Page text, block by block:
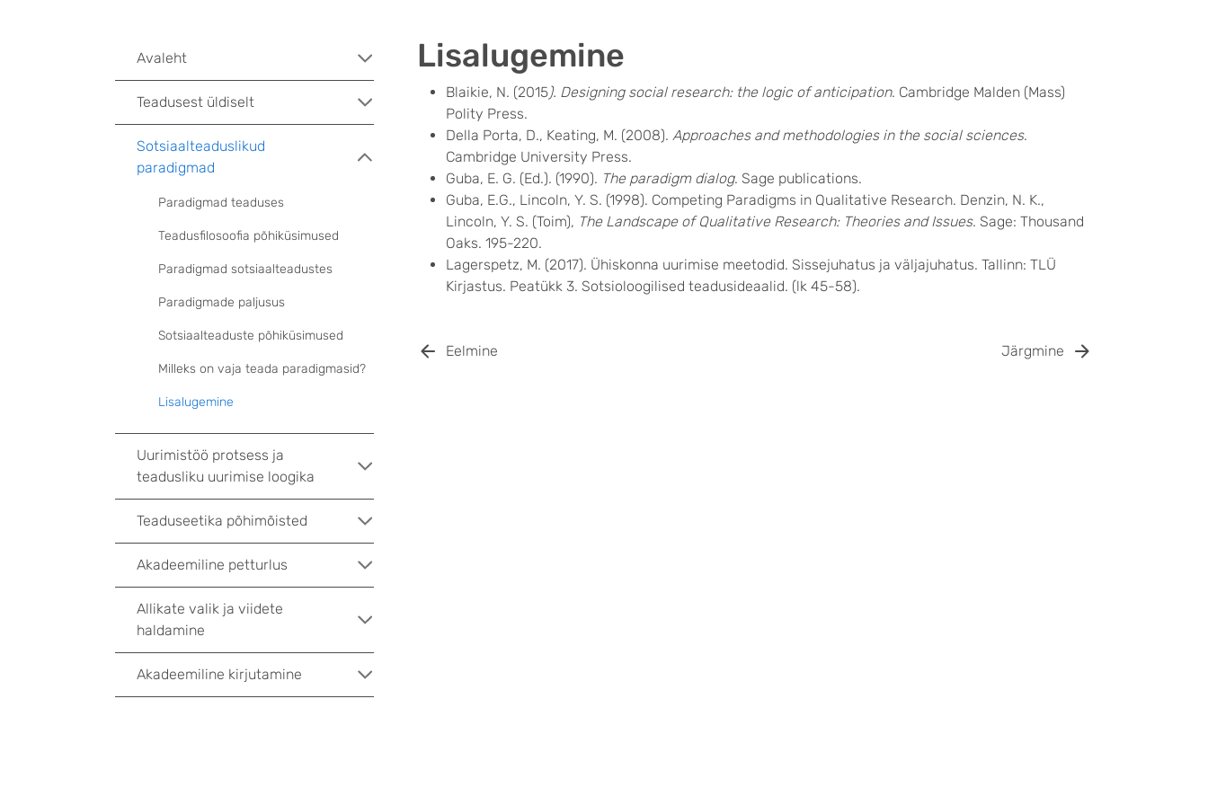
Lisalugemine
Blaikie, N. (2015). Designing social research: the logic of anticipation. Cambridge Malden (Mass)
Polity Press.
Della Porta, D., Keating, M. (2008). Approaches and methodologies in the social sciences.
Cambridge University Press.
Guba, E. G. (Ed.). (1990). The paradigm dialog. Sage publications.
Guba, E.G., Lincoln, Y. S. (1998). Competing Paradigms in Qualitative Research. Denzin, N. K.,
Lincoln, Y. S. (Toim), The Landscape of Qualitative Research: Theories and Issues. Sage: Thousand
Oaks. 195-220.
Lagerspetz, M. (2017). Ühiskonna uurimise meetodid. Sissejuhatus ja väljajuhatus. Tallinn: TLÜ
Kirjastus. Peatükk 3. Sotsioloogilised teadusideaalid. (lk 45-58).
Eelmine Järgmine
Avaleht
Teadusest üldiselt
Sotsiaalteaduslikud
paradigmad
Paradigmad teaduses
Teadusfilosoofia põhiküsimused
Paradigmad sotsiaalteadustes
Paradigmade paljusus
Sotsiaalteaduste põhiküsimused
Milleks on vaja teada paradigmasid?
Lisalugemine
Uurimistöö protsess ja
teadusliku uurimise loogika
Teaduseetika põhimõisted
Akadeemiline petturlus
Allikate valik ja viidete
haldamine
Akadeemiline kirjutamine